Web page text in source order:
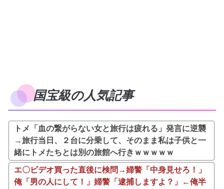
国宝級の人気記事
トメ「血の繋がらない女と旅行は疲れる」発言に逆襲
→旅行当日、２台に分乗して、そのまま私は子供と一
緒にトメたちとは別の旅館へ行きｗｗｗｗｗ
エ〇ビデオ買った直後に検問→婦警「中身見せろ！」
俺「男の人にして！」婦警「逮捕しますよ？」←俺半